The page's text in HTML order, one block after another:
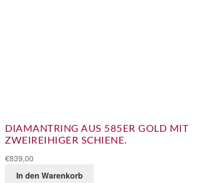
DIAMANTRING AUS 585ER GOLD MIT
ZWEIREIHIGER SCHIENE.
€839,00
In den Warenkorb